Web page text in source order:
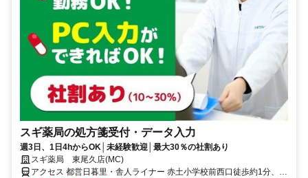
スギ薬局の処方箋受付・データ入力
週3日、1日4hからOK│未経験歓迎│最大30％の社割あり
スギ薬局 東尾久店(MC)
アクセス 都営日暮里・舎人ライナー 赤土小学校前西口徒歩約1分、都